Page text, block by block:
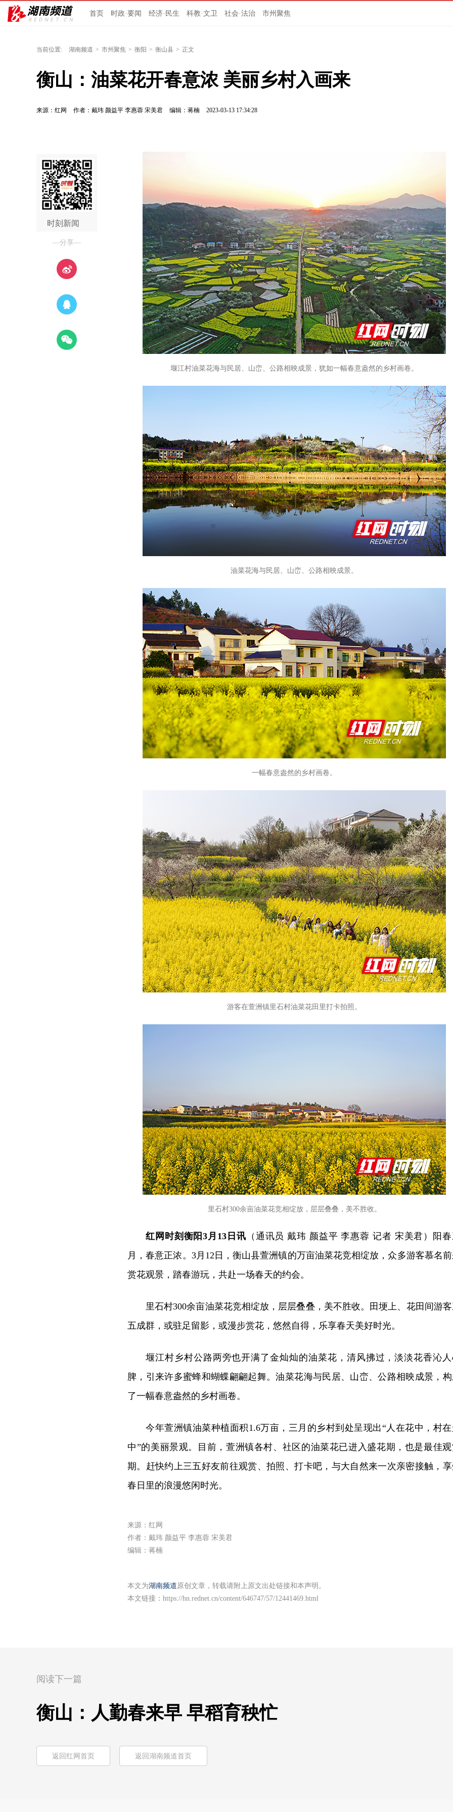
首页 时政·要闻 经济·民生 科教·文卫 社会·法治 市州聚焦
当前位置: 湖南频道 > 市州聚焦 > 衡阳 > 衡山县 > 正文
衡山：油菜花开春意浓 美丽乡村入画来
来源：红网 作者：戴玮 颜益平 李惠蓉 宋美君 编辑：蒋楠 2023-03-13 17:34:28
时刻新闻
—分享—
堰江村油菜花海与民居、山峦、公路相映成景，犹如一幅春意盎然的乡村画卷。
油菜花海与民居、山峦、公路相映成景。
一幅春意盎然的乡村画卷。
游客在萱洲镇里石村油菜花田里打卡拍照。
里石村300余亩油菜花竞相绽放，层层叠叠，美不胜收。
红网时刻衡阳3月13日讯 （通讯员 戴玮 颜益平 李惠蓉 记者 宋美君）阳春
月，春意正浓。3月12日，衡山县萱洲镇的万亩油菜花竞相绽放，众多游客慕名
赏花观景，踏春游玩，共赴一场春天的约会。
里石村300余亩油菜花竞相绽放，层层叠叠，美不胜收。田埂上、花田间游
五成群，或驻足留影，或漫步赏花，悠然自得，乐享春天美好时光。
堰江村乡村公路两旁也开满了金灿灿的油菜花，清风拂过，淡淡花香沁
脾，引来许多蜜蜂和蝴蝶翩翩起舞。油菜花海与民居、山峦、公路相映成景，
了一幅春意盎然的乡村画卷。
今年萱洲镇油菜种植面积1.6万亩，三月的乡村到处呈现出“人在花中，村
中”的美丽景观。目前，萱洲镇各村、社区的油菜花已进入盛花期，也是最佳观
期。赶快约上三五好友前往观赏、拍照、打卡吧，与大自然来一次亲密接触，
春日里的浪漫悠闲时光。
来源：红网
作者：戴玮 颜益平 李惠蓉 宋美君
编辑：蒋楠
本文为湖南频道原创文章，转载请附上原文出处链接和本声明。
本文链接： https://hn.rednet.cn/content/646747/57/12441469.html
阅读下一篇
衡山：人勤春来早 早稻育秧忙
返回红网首页 返回湖南频道首页